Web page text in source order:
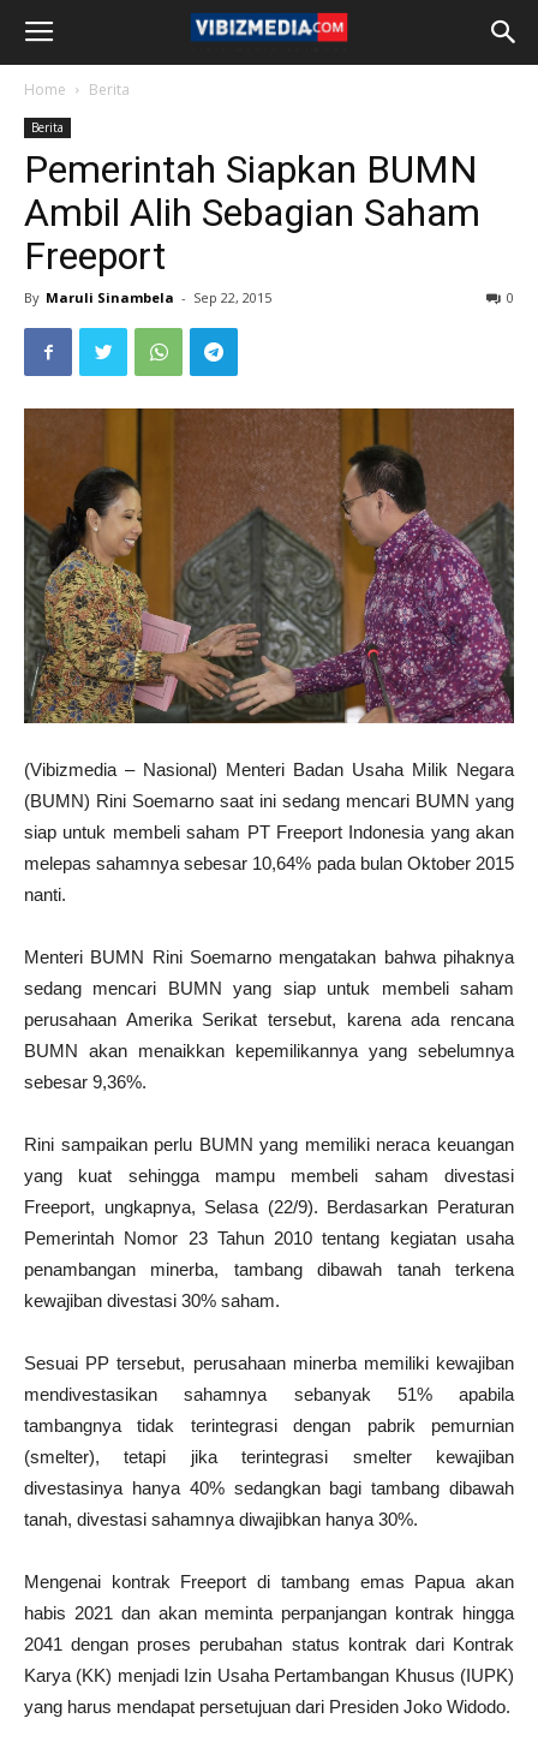
Home Berita
Berita
Pemerintah Siapkan BUMN
Ambil Alih Sebagian Saham
Freeport
By Maruli Sinambela - Sep 22, 2015 0
(Vibizmedia – Nasional) Menteri Badan Usaha Milik Negara
(BUMN) Rini Soemarno saat ini sedang mencari BUMN yang
siap untuk membeli saham PT Freeport Indonesia yang akan
melepas sahamnya sebesar 10,64% pada bulan Oktober 2015
nanti.
Menteri BUMN Rini Soemarno mengatakan bahwa pihaknya
sedang mencari BUMN yang siap untuk membeli saham
perusahaan Amerika Serikat tersebut, karena ada rencana
BUMN akan menaikkan kepemilikannya yang sebelumnya
sebesar 9,36%.
Rini sampaikan perlu BUMN yang memiliki neraca keuangan
yang kuat sehingga mampu membeli saham divestasi
Freeport, ungkapnya, Selasa (22/9). Berdasarkan Peraturan
Pemerintah Nomor 23 Tahun 2010 tentang kegiatan usaha
penambangan minerba, tambang dibawah tanah terkena
kewajiban divestasi 30% saham.
Sesuai PP tersebut, perusahaan minerba memiliki kewajiban
mendivestasikan sahamnya sebanyak 51% apabila
tambangnya tidak terintegrasi dengan pabrik pemurnian
(smelter), tetapi jika terintegrasi smelter kewajiban
divestasinya hanya 40% sedangkan bagi tambang dibawah
tanah, divestasi sahamnya diwajibkan hanya 30%.
Mengenai kontrak Freeport di tambang emas Papua akan
habis 2021 dan akan meminta perpanjangan kontrak hingga
2041 dengan proses perubahan status kontrak dari Kontrak
Karya (KK) menjadi Izin Usaha Pertambangan Khusus (IUPK)
yang harus mendapat persetujuan dari Presiden Joko Widodo.